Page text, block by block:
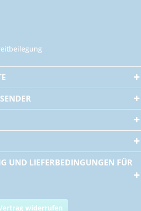
UND LIEFERBEDINGUNGEN FÜR
widerrufen